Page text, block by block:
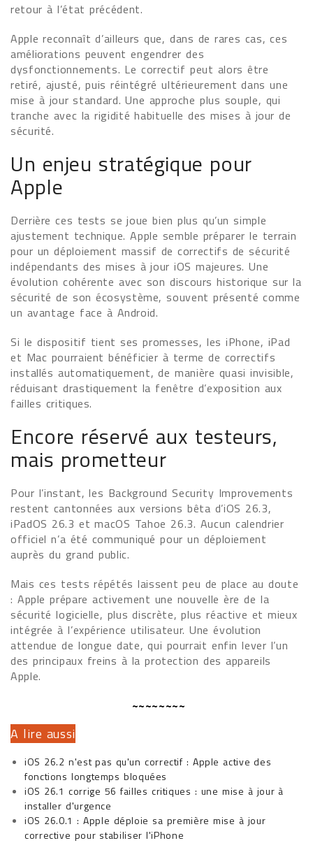
retour à l’état précédent.
Apple reconnaît d’ailleurs que, dans de rares cas, ces
améliorations peuvent engendrer des
dysfonctionnements. Le correctif peut alors être
retiré, ajusté, puis réintégré ultérieurement dans une
mise à jour standard. Une approche plus souple, qui
tranche avec la rigidité habituelle des mises à jour de
sécurité.
Un enjeu stratégique pour
Apple
Derrière ces tests se joue bien plus qu’un simple
ajustement technique. Apple semble préparer le terrain
pour un déploiement massif de correctifs de sécurité
indépendants des mises à jour iOS majeures. Une
évolution cohérente avec son discours historique sur la
sécurité de son écosystème, souvent présenté comme
un avantage face à Android.
Si le dispositif tient ses promesses, les iPhone, iPad
et Mac pourraient bénéficier à terme de correctifs
installés automatiquement, de manière quasi invisible,
réduisant drastiquement la fenêtre d’exposition aux
failles critiques.
Encore réservé aux testeurs,
mais prometteur
Pour l’instant, les Background Security Improvements
restent cantonnées aux versions bêta d’iOS 26.3,
iPadOS 26.3 et macOS Tahoe 26.3. Aucun calendrier
officiel n’a été communiqué pour un déploiement
auprès du grand public.
Mais ces tests répétés laissent peu de place au doute
: Apple prépare activement une nouvelle ère de la
sécurité logicielle, plus discrète, plus réactive et mieux
intégrée à l’expérience utilisateur. Une évolution
attendue de longue date, qui pourrait enfin lever l’un
des principaux freins à la protection des appareils
Apple.
~~~~~~~~
A lire aussi
iOS 26.2 n'est pas qu'un correctif : Apple active des
fonctions longtemps bloquées
iOS 26.1 corrige 56 failles critiques : une mise à jour à
installer d'urgence
iOS 26.0.1 : Apple déploie sa première mise à jour
corrective pour stabiliser l'iPhone